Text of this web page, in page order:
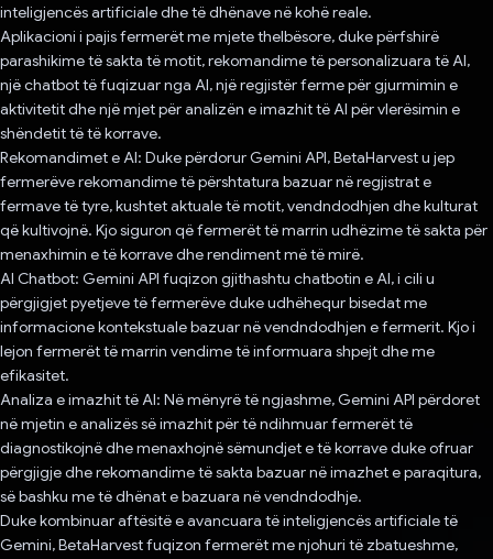
inteligjencës artificiale dhe të dhënave në kohë reale.
Aplikacioni i pajis fermerët me mjete thelbësore, duke përfshirë
parashikime të sakta të motit, rekomandime të personalizuara të AI,
një chatbot të fuqizuar nga AI, një regjistër ferme për gjurmimin e
aktivitetit dhe një mjet për analizën e imazhit të AI për vlerësimin e
shëndetit të të korrave.
Rekomandimet e AI: Duke përdorur Gemini API, BetaHarvest u jep
fermerëve rekomandime të përshtatura bazuar në regjistrat e
fermave të tyre, kushtet aktuale të motit, vendndodhjen dhe kulturat
që kultivojnë. Kjo siguron që fermerët të marrin udhëzime të sakta për
menaxhimin e të korrave dhe rendiment më të mirë.
AI Chatbot: Gemini API fuqizon gjithashtu chatbotin e AI, i cili u
përgjigjet pyetjeve të fermerëve duke udhëhequr bisedat me
informacione kontekstuale bazuar në vendndodhjen e fermerit. Kjo i
lejon fermerët të marrin vendime të informuara shpejt dhe me
efikasitet.
Analiza e imazhit të AI: Në mënyrë të ngjashme, Gemini API përdoret
në mjetin e analizës së imazhit për të ndihmuar fermerët të
diagnostikojnë dhe menaxhojnë sëmundjet e të korrave duke ofruar
përgjigje dhe rekomandime të sakta bazuar në imazhet e paraqitura,
së bashku me të dhënat e bazuara në vendndodhje.
Duke kombinuar aftësitë e avancuara të inteligjencës artificiale të
Gemini, BetaHarvest fuqizon fermerët me njohuri të zbatueshme,